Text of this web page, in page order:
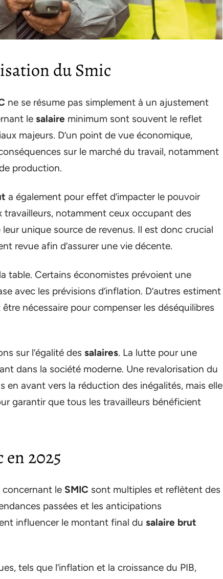
du Smic
ne se résume pas simplement à un ajustement
le salaire minimum sont souvent le reflet
majeurs. D’un point de vue économique,
sur le marché du travail, notamment
production.
a également pour effet d’impacter le pouvoir
travailleurs, notamment ceux occupant des
leur unique source de revenus. Il est donc crucial
revue afin d’assurer une vie décente.
table. Certains économistes prévoient une
avec les prévisions d’inflation. D’autres estiment
nécessaire pour compenser les déséquilibres
sur l’égalité des salaires. La lutte pour une
dans la société moderne. Une revalorisation du
en avant vers la réduction des inégalités, mais elle
garantir que tous les travailleurs bénéficient
2025
concernant le SMIC sont multiples et reflètent des
passées et les anticipations
influencer le montant final du salaire brut
tels que l’inflation et la croissance du PIB,